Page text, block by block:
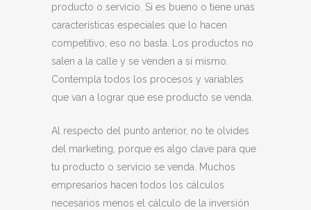
producto o servicio. Si es bueno o tiene unas
características especiales que lo hacen
competitivo, eso no basta. Los productos no
salen a la calle y se venden a sí mismo.
Contempla todos los procesos y variables
que van a lograr que ese producto se venda.
Al respecto del punto anterior, no te olvides
del marketing, porque es algo clave para que
tu producto o servicio se venda. Muchos
empresarios hacen todos los cálculos
necesarios menos el cálculo de la inversión